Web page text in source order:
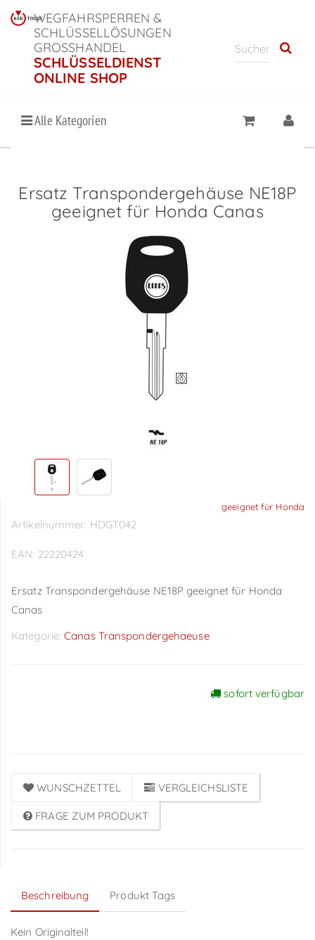
WEGFAHRSPERREN &
SCHLÜSSELLÖSUNGEN
GROSSHANDEL
SCHLÜSSELDIENST
ONLINE SHOP
Alle Kategorien
Ersatz Transpondergehäuse NE18P
geeignet für Honda Canas
geeignet für Honda
Artikelnummer: HDGT042
EAN: 22220424
Ersatz Transpondergehäuse NE18P geeignet für Honda
Canas
Kategorie:Canas Transpondergehaeuse
sofort verfügbar
WUNSCHZETTEL VERGLEICHSLISTE
FRAGE ZUM PRODUKT
Beschreibung Produkt Tags
Kein Originalteil!